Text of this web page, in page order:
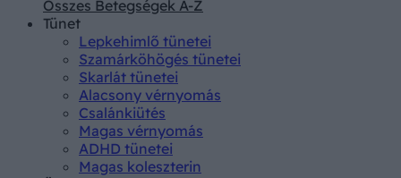
Összes Betegségek A-Z
Tünet
Lepkehimlő tünetei
Szamárköhögés tünetei
Skarlát tünetei
Alacsony vérnyomás
Csalánkiütés
Magas vérnyomás
ADHD tünetei
Magas koleszterin